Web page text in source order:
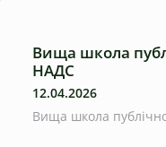
Вища школа
НАДС
12.04.2026
Вища школа